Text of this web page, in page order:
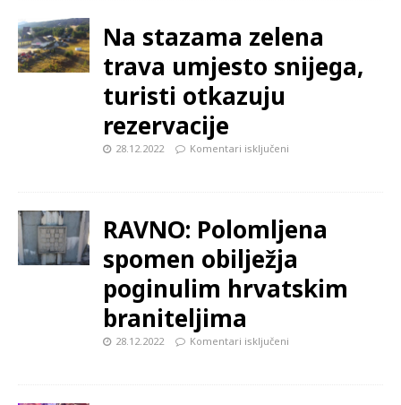
Na stazama zelena
trava umjesto snijega,
turisti otkazuju
rezervacije
28.12.2022 Komentari isključeni
RAVNO: Polomljena
spomen obilježja
poginulim hrvatskim
braniteljima
28.12.2022 Komentari isključeni